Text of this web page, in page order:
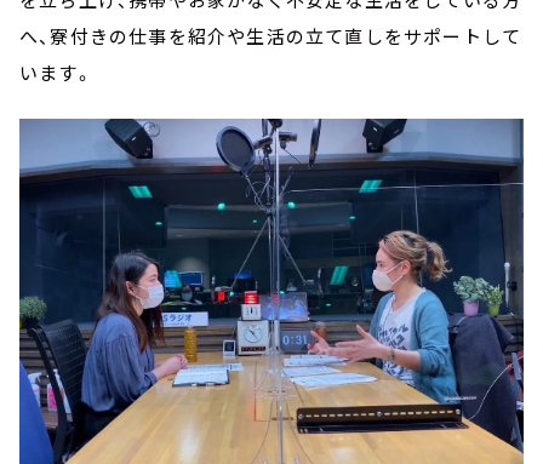
へ、寮付きの仕事を紹介や生活の立て直しをサポートして
います。